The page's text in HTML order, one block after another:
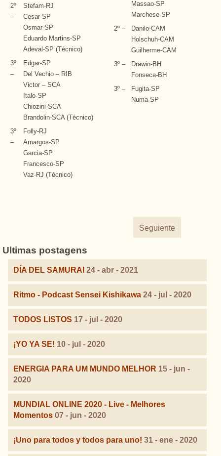
2º
–
Stefam-RJ
Cesar-SP
Osmar-SP
Eduardo Martins-SP
Adeval-SP (Técnico)
3º
–
Edgar-SP
Del Vechio – RIB
Victor – SCA
Italo-SP
Chiozini-SCA
Brandolin-SCA (Técnico)
3º
–
Folly-RJ
Amargos-SP
Garcia-SP
Francesco-SP
Vaz-RJ (Técnico)
Massao-SP
Marchese-SP
2º –
Danilo-CAM
Holschuh-CAM
Guilherme-CAM
3º –
Drawin-BH
Fonseca-BH
3º –
Fugita-SP
Numa-SP
Seguiente
Ultimas postagens
DÍA DEL SAMURAI 24 - abr - 2021
Ritmo - Podcast Sensei Kishikawa 24 - jul - 2020
TODOS LISTOS 17 - jul - 2020
¡YO YA SE! 10 - jul - 2020
ENERGIA PARA UM MUNDO MELHOR 15 - jun -
2020
MUNDIAL ONLINE 2020 - Live - Melhores
Momentos 07 - jun - 2020
¡Uno para todos y todos para uno! 31 - ene - 2020